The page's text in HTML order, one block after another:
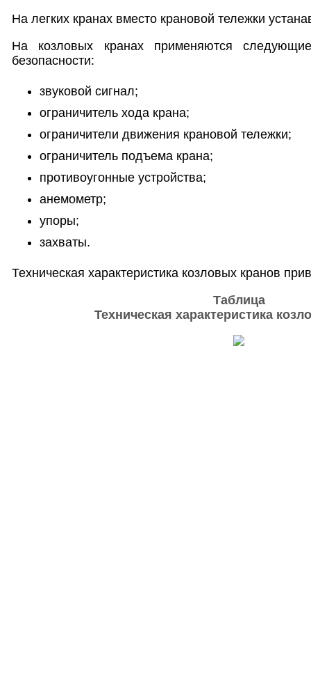
На легких кранах вместо крановой тележки
На козловых кранах применяются
безопасности:
звуковой сигнал;
ограничитель хода крана;
ограничители движения крановой тележки;
ограничитель подъема крана;
противоугонные устройства;
анемометр;
упоры;
захваты.
Техническая характеристика козловых кранов
Таблица
Техническая характеристика